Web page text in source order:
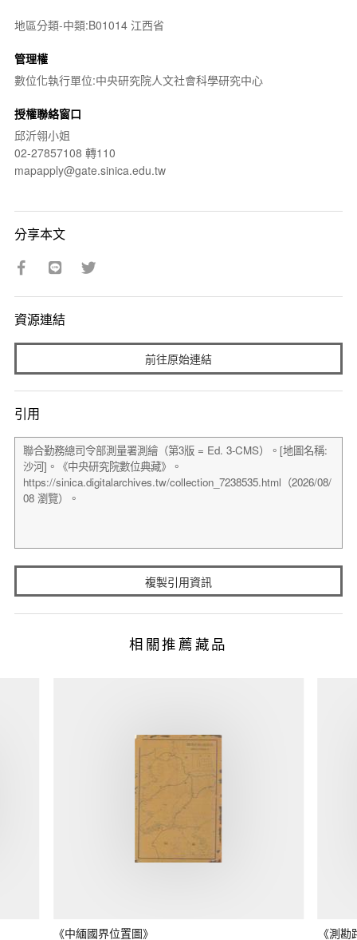
地區分類-中類:B01014 江西省
管理權
數位化執行單位:中央研究院人文社會科學研究中心
授權聯絡窗口
邱沂翎小姐
02-27857108 轉110
mapapply@gate.sinica.edu.tw
分享本文
資源連結
前往原始連結
引用
複製引用資訊
相關推薦藏品
《中緬國界位置圖》 《測